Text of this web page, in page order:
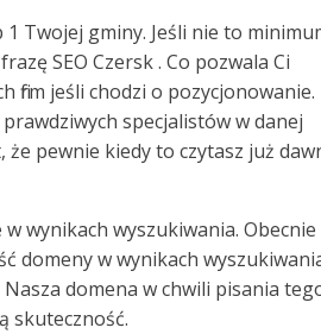
Twojej gminy. Jeśli nie to
SEO Czersk . Co pozwala Ci
firm jeśli chodzi o pozycjonowanie.
specjalistów w danej
pewnie kiedy to czytasz już
wynikach wyszukiwania. Obecnie
domeny w wynikach
domena w chwili pisania
skuteczność.